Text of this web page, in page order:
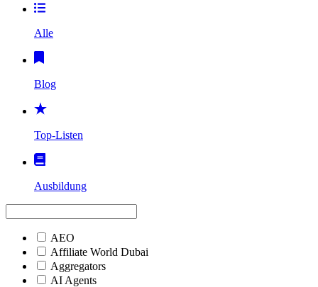
Alle
Blog
Top-Listen
Ausbildung
AEO
Affiliate World Dubai
Aggregators
AI Agents